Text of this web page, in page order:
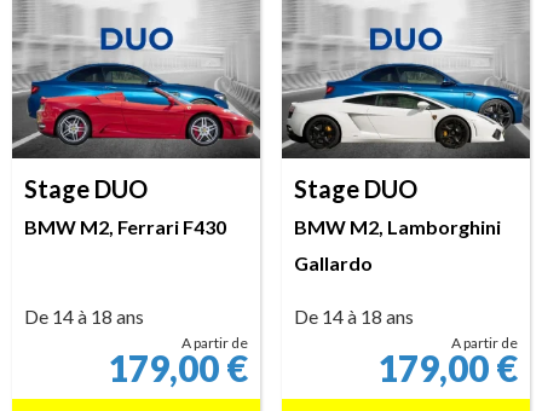
Stage DUO
BMW M2, Ferrari F430
De 14 à 18 ans
A partir de
179,00€
Stage DUO
BMW M2, Lamborghini
Gallardo
De 14 à 18 ans
A partir de
179,00€